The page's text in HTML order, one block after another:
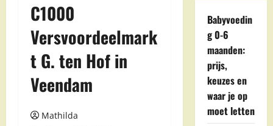
C1000
Versvoordeelmark
t G. ten Hof in
Veendam
Mathilda
Babyvoedin
g 0-6
maanden:
prijs,
keuzes en
waar je op
moet letten